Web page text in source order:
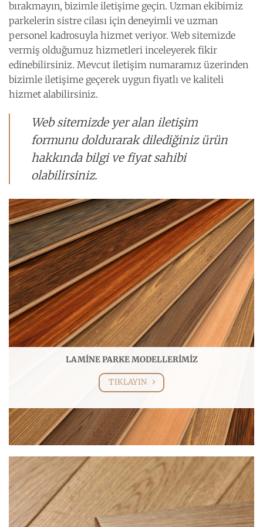
bırakmayın, bizimle iletişime geçin. Uzman ekibimiz
parkelerin sistre cilası için deneyimli ve uzman
personel kadrosuyla hizmet veriyor. Web sitemizde
vermiş olduğumuz hizmetleri inceleyerek fikir
edinebilirsiniz. Mevcut iletişim numaramız üzerinden
bizimle iletişime geçerek uygun fiyatlı ve kaliteli
hizmet alabilirsiniz.
Web sitemizde yer alan iletişim
formunu doldurarak dilediğiniz ürün
hakkında bilgi ve fiyat sahibi
olabilirsiniz.
LAMİNE PARKE MODELLERİMİZ
TIKLAYIN